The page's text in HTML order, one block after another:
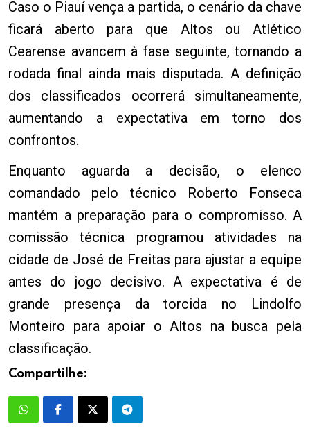
Caso o Piauí vença a partida, o cenário da chave
ficará aberto para que Altos ou Atlético
Cearense avancem à fase seguinte, tornando a
rodada final ainda mais disputada. A definição
dos classificados ocorrerá simultaneamente,
aumentando a expectativa em torno dos
confrontos.
Enquanto aguarda a decisão, o elenco
comandado pelo técnico Roberto Fonseca
mantém a preparação para o compromisso. A
comissão técnica programou atividades na
cidade de José de Freitas para ajustar a equipe
antes do jogo decisivo. A expectativa é de
grande presença da torcida no Lindolfo
Monteiro para apoiar o Altos na busca pela
classificação.
Compartilhe: